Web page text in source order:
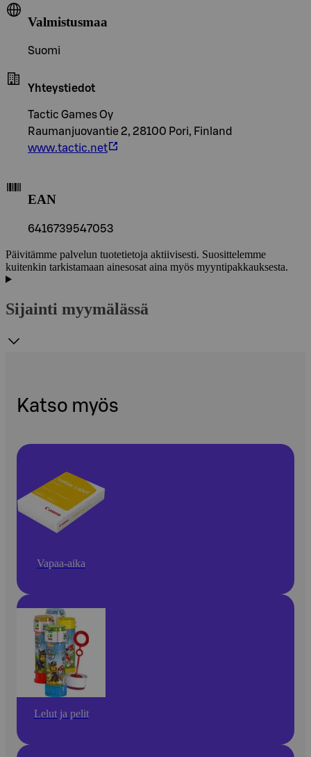
Valmistusmaa
Suomi
Yhteystiedot
Tactic Games Oy
Raumanjuovantie 2, 28100 Pori, Finland
www.tactic.net
EAN
6416739547053
Päivitämme palvelun tuotetietoja aktiivisesti. Suosittelemme
kuitenkin tarkistamaan ainesosat aina myös myyntipakkauksesta.
Sijainti myymälässä
Katso myös
Vapaa-aika
Lelut ja pelit